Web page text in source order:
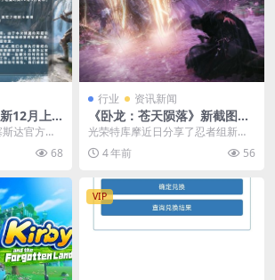
12月上
题
达官方发
》最新更
68
行业 资讯新闻
《卧龙：苍天陨落》新截图公
布 踏破妖魔，凤凰展翅
光荣特库摩近日分享了忍者组新作
《卧龙：苍天陨落》的一组新截
图，展示了击杀怪物的场...
4 年前 56
VIP